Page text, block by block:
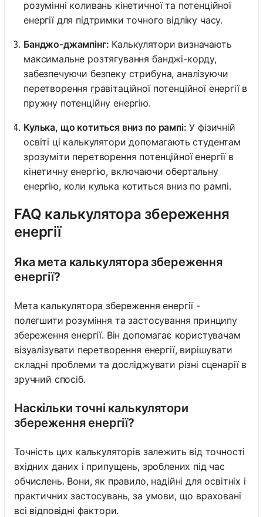
розумінні коливань кінетичної та потенційної
енергії для підтримки точного відліку часу.
Банджо-джампінг: Калькулятори визначають
максимальне розтягування банджі-корду,
забезпечуючи безпеку стрибуна, аналізуючи
перетворення гравітаційної потенційної енергії в
пружну потенційну енергію.
Кулька, що котиться вниз по рампі: У фізичній
освіті ці калькулятори допомагають студентам
зрозуміти перетворення потенційної енергії в
кінетичну енергію, включаючи обертальну
енергію, коли кулька котиться вниз по рампі.
FAQ калькулятора збереження
енергії
Яка мета калькулятора збереження
енергії?
Мета калькулятора збереження енергії -
полегшити розуміння та застосування принципу
збереження енергії. Він допомагає користувачам
візуалізувати перетворення енергії, вирішувати
складні проблеми та досліджувати різні сценарії в
зручний спосіб.
Наскільки точні калькулятори
збереження енергії?
Точність цих калькуляторів залежить від точності
вхідних даних і припущень, зроблених під час
обчислень. Вони, як правило, надійні для освітніх і
практичних застосувань, за умови, що враховані
всі відповідні фактори.